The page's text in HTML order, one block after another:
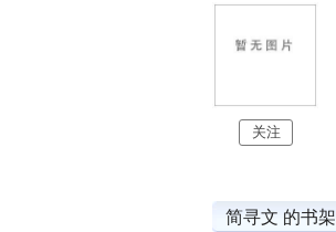
关注
简寻文 的书架